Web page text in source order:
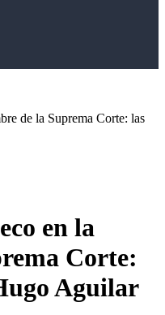
de la Suprema Corte: las
en la
Corte:
Aguilar